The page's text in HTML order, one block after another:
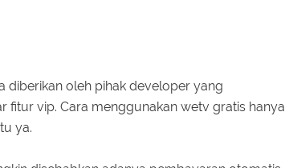
diberikan oleh pihak developer yang
vip. Cara menggunakan wetv gratis hanya
ya.